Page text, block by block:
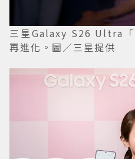
三星Galaxy S26 Ultra「
再進化。圖／三星提供